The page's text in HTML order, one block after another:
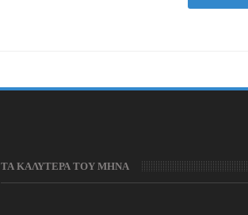
ΤΑ ΚΑΛΥΤΕΡΑ ΤΟΥ ΜΗΝΑ